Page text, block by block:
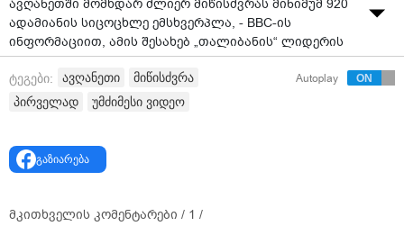
ავღანეთში მომხდარ ძლიერ მიწისძვრას მინიმუმ 920
ადამიანის სიცოცხლე ემსხვერპლა, - BBC-ის
ინფორმაციით, ამის შესახებ „თალიბანის“ ლიდერის
მოადგილემ კატასტროფების მართვის საკითხებში,
შარაფუდინ მუსლიმმა პრესკონფერენციაზე
განაცხადა.
ამასთან, „თალიბანის“ ლიდერმა, ჰიბათულა
სავარაუდოდ, გაიზრდება.
ტეგები: ავღანეთი
მიწისძვრა
პირველად
უმძიმესი ვიდეო
Autoplay
გაზიარება
მკითხველის კომენტარები / 1 /